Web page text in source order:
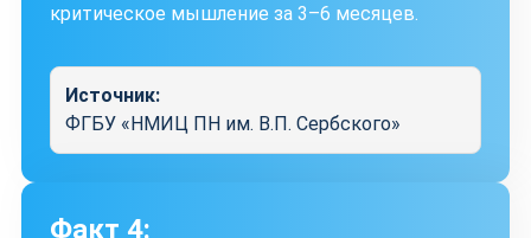
критическое мышление за 3–6 месяцев.
Источник:
ФГБУ «НМИЦ ПН им. В.П. Сербского»
Факт 4: